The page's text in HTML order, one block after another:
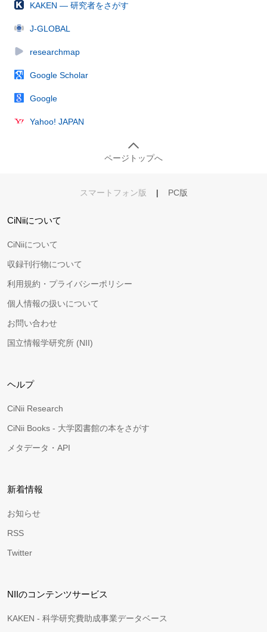
KAKEN — 研究者をさがす
J-GLOBAL
researchmap
Google Scholar
Google
Yahoo! JAPAN
ページトップへ
スマートフォン版 | PC版
CiNiiについて
CiNiiについて
収録刊行物について
利用規約・プライバシーポリシー
個人情報の扱いについて
お問い合わせ
国立情報学研究所 (NII)
ヘルプ
CiNii Research
CiNii Books - 大学図書館の本をさがす
メタデータ・API
新着情報
お知らせ
RSS
Twitter
NIIのコンテンツサービス
KAKEN - 科学研究費助成事業データベース